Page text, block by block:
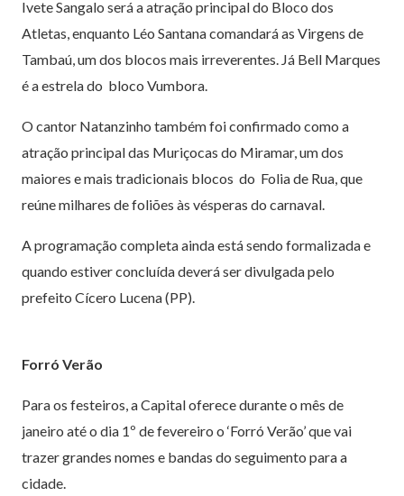
Ivete Sangalo será a atração principal do Bloco dos
Atletas, enquanto Léo Santana comandará as Virgens de
Tambaú, um dos blocos mais irreverentes. Já Bell Marques
é a estrela do bloco Vumbora.
O cantor Natanzinho também foi confirmado como a
atração principal das Muriçocas do Miramar, um dos
maiores e mais tradicionais blocos do Folia de Rua, que
reúne milhares de foliões às vésperas do carnaval.
A programação completa ainda está sendo formalizada e
quando estiver concluída deverá ser divulgada pelo
prefeito Cícero Lucena (PP).
Forró Verão
Para os festeiros, a Capital oferece durante o mês de
janeiro até o dia 1º de fevereiro o ‘Forró Verão’ que vai
trazer grandes nomes e bandas do seguimento para a
cidade.